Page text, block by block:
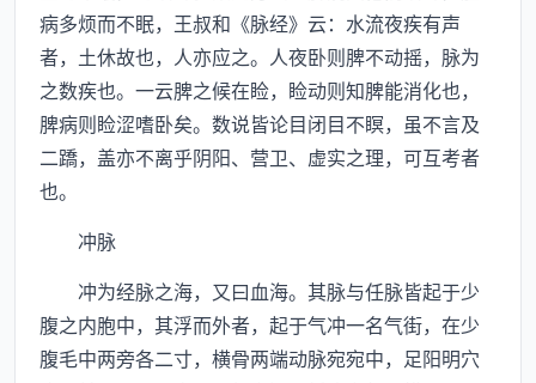
病多烦而不眠，王叔和《脉经》云：水流夜疾有声
者，土休故也，人亦应之。人夜卧则脾不动摇，脉为
之数疾也。一云脾之候在睑，睑动则知脾能消化也，
脾病则睑涩嗜卧矣。数说皆论目闭目不瞑，虽不言及
二蹻，盖亦不离乎阴阳、营卫、虚实之理，可互考者
也。
冲脉
冲为经脉之海，又曰血海。其脉与任脉皆起于少
腹之内胞中，其浮而外者，起于气冲一名气街，在少
腹毛中两旁各二寸，横骨两端动脉宛宛中，足阳明穴